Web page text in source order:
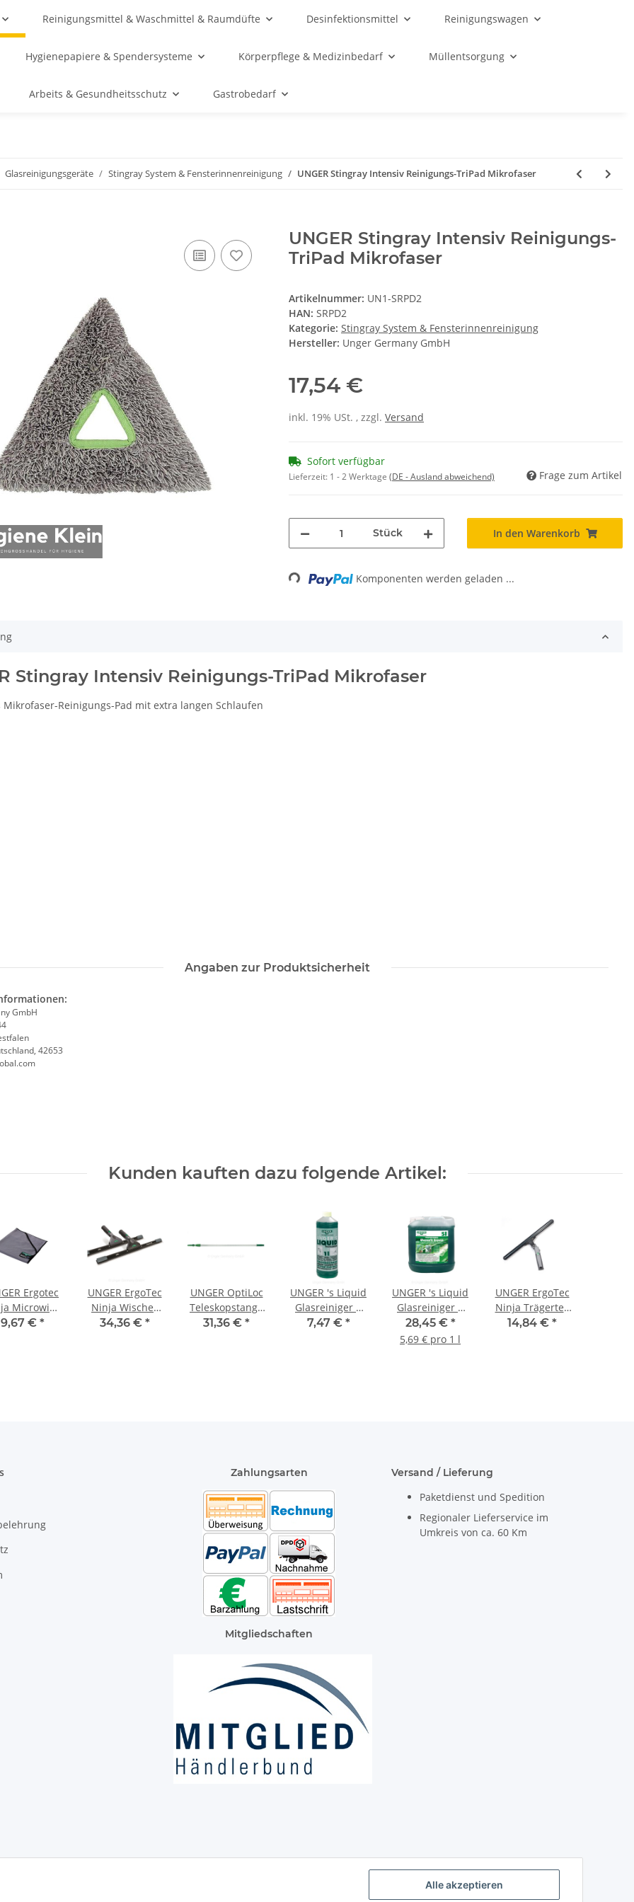
Alle akzeptieren
Reinigungsmittel & Waschmittel & Raumdüfte Desinfektionsmittel Reinigungswagen
Hygienepapiere & Spendersysteme Körperpflege & Medizinbedarf Müllentsorgung
Arbeits & Gesundheitsschutz Gastrobedarf
Glasreinigungsgeräte Stingray System & Fensterinnenreinigung UNGER Stingray Intensiv Reinigungs-TriPad Mikrofaser
UNGER Stingray Intensiv Reinigungs-
TriPad Mikrofaser
Artikelnummer: UN1-SRPD2
HAN: SRPD2
Kategorie: Stingray System & Fensterinnenreinigung
Hersteller: Unger Germany GmbH
17,54 €
inkl. 19% USt. , zzgl. Versand
Sofort verfügbar
Lieferzeit: 1 - 2 Werktage (DE - Ausland abweichend) Frage zum Artikel
Stück In den Warenkorb
Loading... Komponenten werden geladen ...
Stingray Intensiv Reinigungs-TriPad Mikrofaser
Mikrofaser-Reinigungs-Pad mit extra langen Schlaufen
Angaben zur Produktsicherheit
GmbH
42653
Kunden kauften dazu folgende Artikel:
Ergotec
Microwipe
55x55cm
9,67 € *
UNGER ErgoTec
Ninja Wischer
45cm soft
34,36 € *
UNGER OptiLoc
Teleskopstange
2-teilig 2x1,25m
31,36 € *
UNGER 's Liquid
Glasreiniger 1
Liter/Flasche
7,47 € *
UNGER 's Liquid
Glasreiniger 5
Liter Kanister
28,45 € *
5,69 € pro 1 l
UNGER ErgoTec
Ninja Trägerteil
45cm
14,84 € *
Zahlungsarten
Mitgliedschaften
Versand / Lieferung
Paketdienst und Spedition
Regionaler Lieferservice im
Umkreis von ca. 60 Km